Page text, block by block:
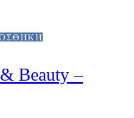
Beauty –